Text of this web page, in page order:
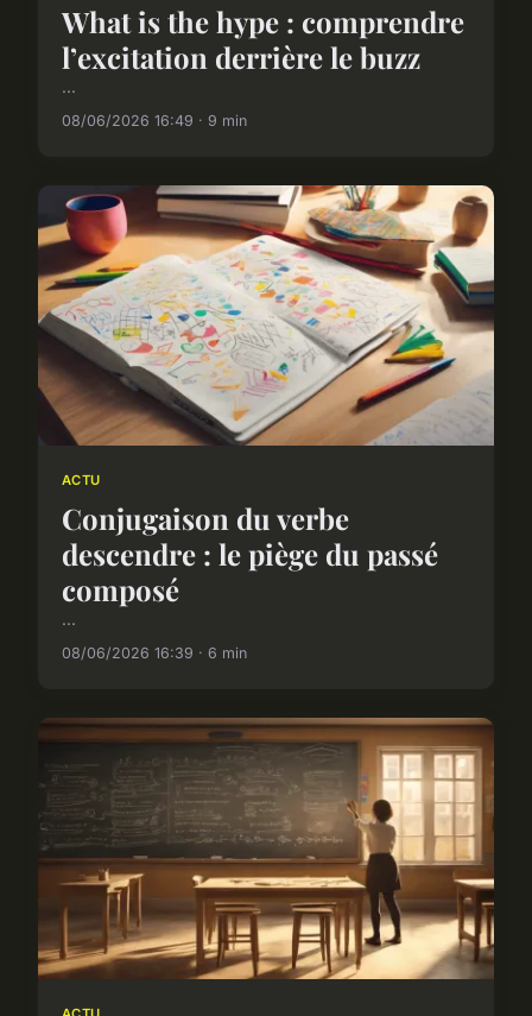
What is the hype : comprendre
l’excitation derrière le buzz
...
08/06/2026 16:49 · 9 min
ACTU
Conjugaison du verbe
descendre : le piège du passé
composé
...
08/06/2026 16:39 · 6 min